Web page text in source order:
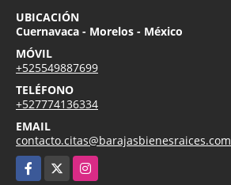
UBICACIÓN
Cuernavaca - Morelos - México
MÓVIL
+525549887699
TELÉFONO
+527774136334
EMAIL
contacto.citas@barajasbienesraices.com
Facebook
Instagram